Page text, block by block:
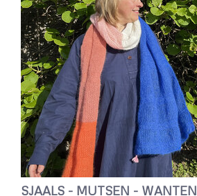
SJAALS - MUTSEN - WANTEN